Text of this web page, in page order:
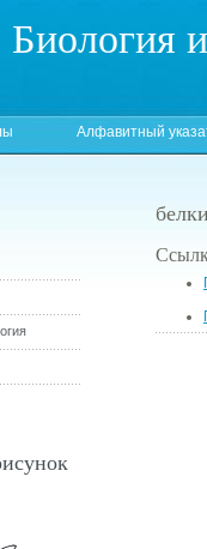
Биология
Алфавитный